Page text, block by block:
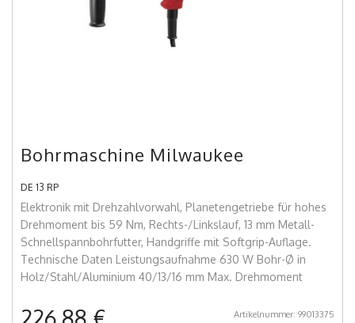
Bohrmaschine Milwaukee
DE 13 RP
Elektronik mit Drehzahlvorwahl, Planetengetriebe für hohes
Drehmoment bis 59 Nm, Rechts-/Linkslauf, 13 mm Metall-
Schnellspannbohrfutter, Handgriffe mit Softgrip-Auflage.
Technische Daten Leistungsaufnahme 630 W Bohr-Ø in
Holz/Stahl/Aluminium 40/13/16 mm Max. Drehmoment
226,88 € Artikelnummer: 99013375